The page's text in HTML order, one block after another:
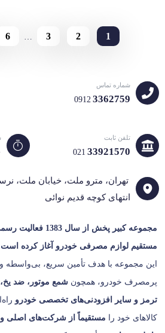
1
2
3
6
شماره تماس
0912 3362759
تلفن ثابت
021 33921570
تهران، مترو ملت، خیابان ملت،
انتهای کوچه قدیم نوائی
مجموعه کبیر پخش از سال 1383
فعالیت
مستقیم لوازم مصرفی خودرو آغاز کرده
این مجموعه با هدف تأمین سریع،
پرمصرف خودرو، همچون شمع موتور، ضد
ترمز و سایر افزودنی‌های تخصصی خودرو
کالاهای خود را مستقیماً از شرکت‌های اصلی و